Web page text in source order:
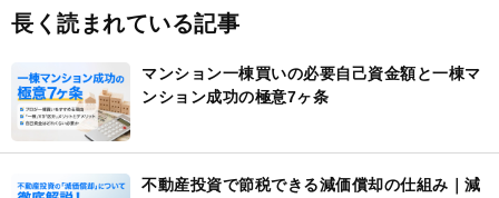
長く読まれている記事
マンション一棟買いの必要自己資金額と一棟マ
ンション成功の極意7ヶ条
不動産投資で節税できる減価償却の仕組み｜減